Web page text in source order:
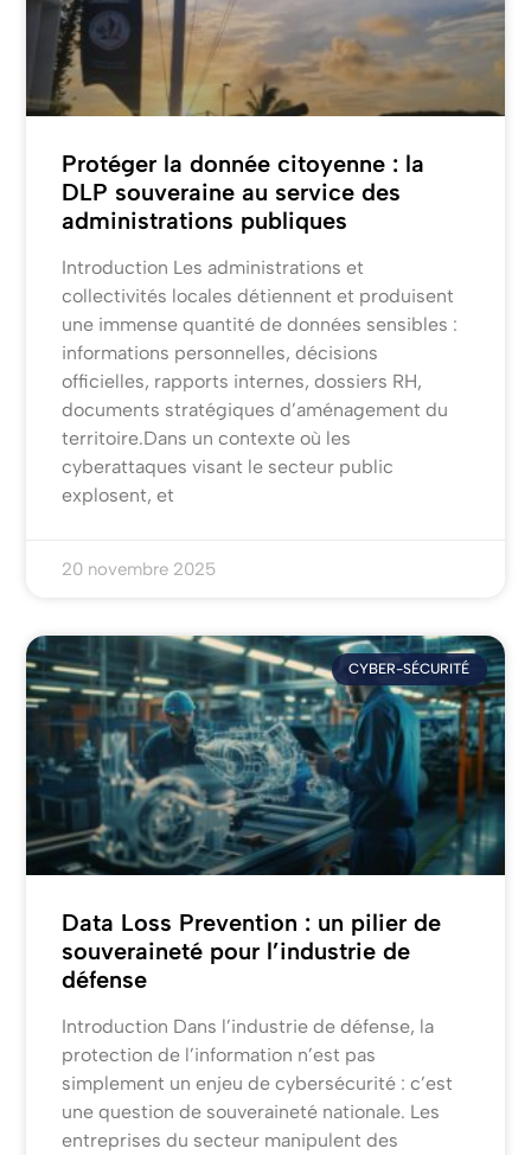
Protéger la donnée citoyenne : la
DLP souveraine au service des
administrations publiques
Introduction Les administrations et
collectivités locales détiennent et produisent
une immense quantité de données sensibles :
informations personnelles, décisions
officielles, rapports internes, dossiers RH,
documents stratégiques d’aménagement du
territoire.Dans un contexte où les
cyberattaques visant le secteur public
explosent, et
20 novembre 2025
CYBER-SÉCURITÉ
Data Loss Prevention : un pilier de
souveraineté pour l’industrie de
défense
Introduction Dans l’industrie de défense, la
protection de l’information n’est pas
simplement un enjeu de cybersécurité : c’est
une question de souveraineté nationale. Les
entreprises du secteur manipulent des